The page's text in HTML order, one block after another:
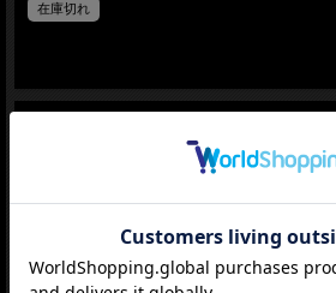
在庫切れ
S&W 44MAGNUM 【スモー
グ 曇らない セーフティ グラ
在庫切れ